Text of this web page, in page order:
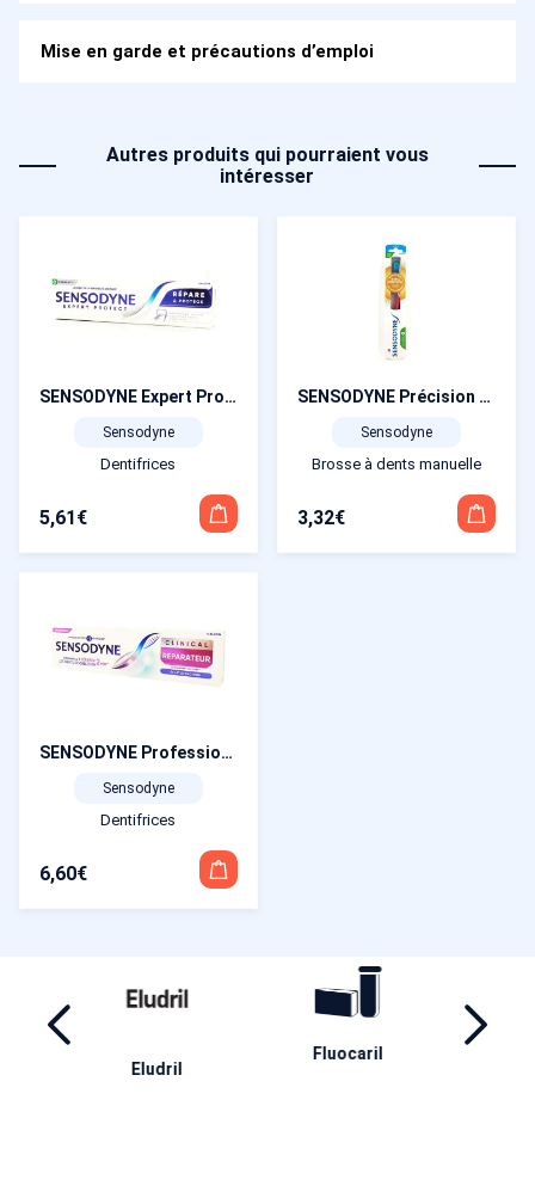
Mise en garde et précautions d’emploi
Autres produits qui pourraient vous
intéresser
SENSODYNE Expert Protect Répare&Protège Dentifrice 75 ml
Sensodyne
Dentifrices
5,61 €
SENSODYNE Précision Brosse à dents Souple
Sensodyne
Brosse à dents manuelle
3,32€
SENSODYNE Professional Réparateur 75 ml
Sensodyne
Dentifrices
6,60€